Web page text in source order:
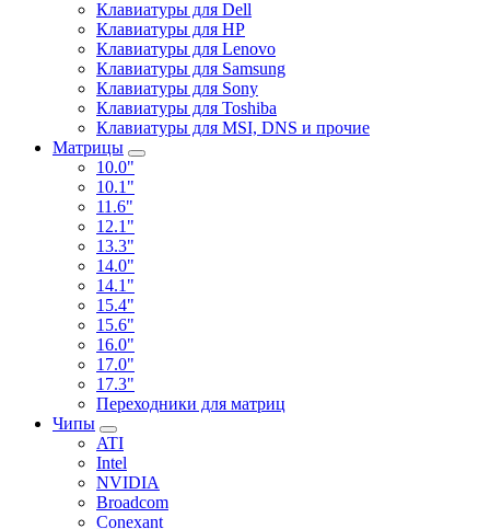
Клавиатуры для Dell
Клавиатуры для HP
Клавиатуры для Lenovo
Клавиатуры для Samsung
Клавиатуры для Sony
Клавиатуры для Toshiba
Клавиатуры для MSI, DNS и прочие
Матрицы
10.0"
10.1"
11.6"
12.1"
13.3"
14.0"
14.1"
15.4"
15.6"
16.0"
17.0"
17.3"
Переходники для матриц
Чипы
ATI
Intel
NVIDIA
Broadcom
Conexant